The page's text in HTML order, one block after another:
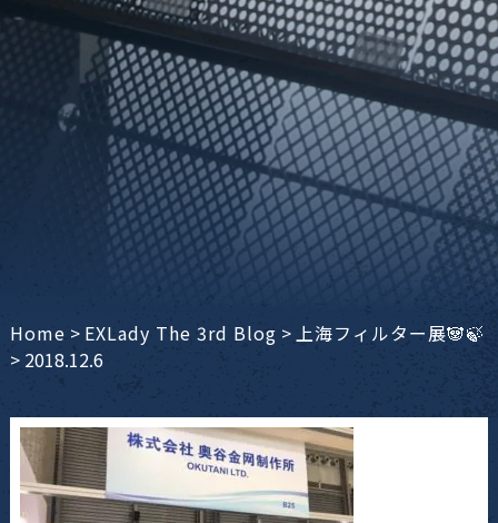
Home > EXLady The 3rd Blog >上海フィルター展🐼🍃
> 2018.12.6